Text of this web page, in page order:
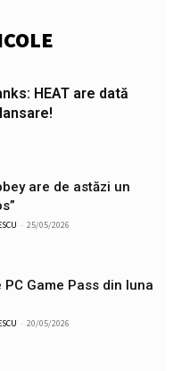
HEAT are dată
are de astăzi un
- 25/05/2026
Game Pass din luna
- 20/05/2026